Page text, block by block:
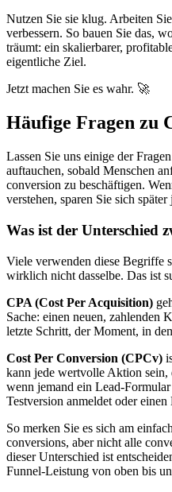
Nutzen Sie sie klug. Arbeiten
verbessern. So bauen Sie das,
träumt: ein skalierbarer,
eigentliche Ziel.
Jetzt machen Sie es wahr. 🚀
Häufige Fragen zu
Lassen Sie uns einige der
auftauchen, sobald Menschen
conversion zu beschäftigen.
verstehen, sparen Sie sich
Was ist der Unterschied
Viele verwenden diese Begriffe
wirklich nicht dasselbe. Das ist
CPA (Cost Per Acquisition)
Sache: einen neuen, zahlenden
letzte Schritt, der Moment, in
Cost Per Conversion (CPCv)
kann jede wertvolle Aktion
wenn jemand ein Lead-
Testversion anmeldet oder
So merken Sie es sich am
conversions, aber nicht alle
dieser Unterschied ist
Funnel-Leistung von oben bis